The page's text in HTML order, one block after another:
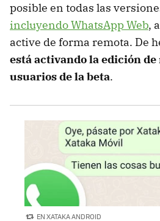
posible en todas las
incluyendo WhatsApp Web,
active de forma remota. De
está activando la edición de
usuarios de la beta.
EN XATAKA ANDROID